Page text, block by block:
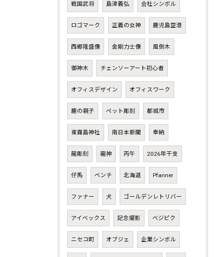
戦国武将 島津義弘 会社シンボル
ロゴマーク 正義の女神 鹿児島空港
西郷隆盛像 金剛力士像 風倒木
御神木 チェンソーアート初心者
オフィスデザイン オフィスワーク
鹿の親子 ペット彫刻 都城市
東霧島神社 南日本新聞 奉納
龍彫刻 龍神 丙午 2026年干支
仔馬 ベンチ 北海道 Pfanner
ファナー 犬 ゴールデンレトリバー
アイベックス 記念撮影 ベジピク
ニセコ町 オブジェ 企業シンボル